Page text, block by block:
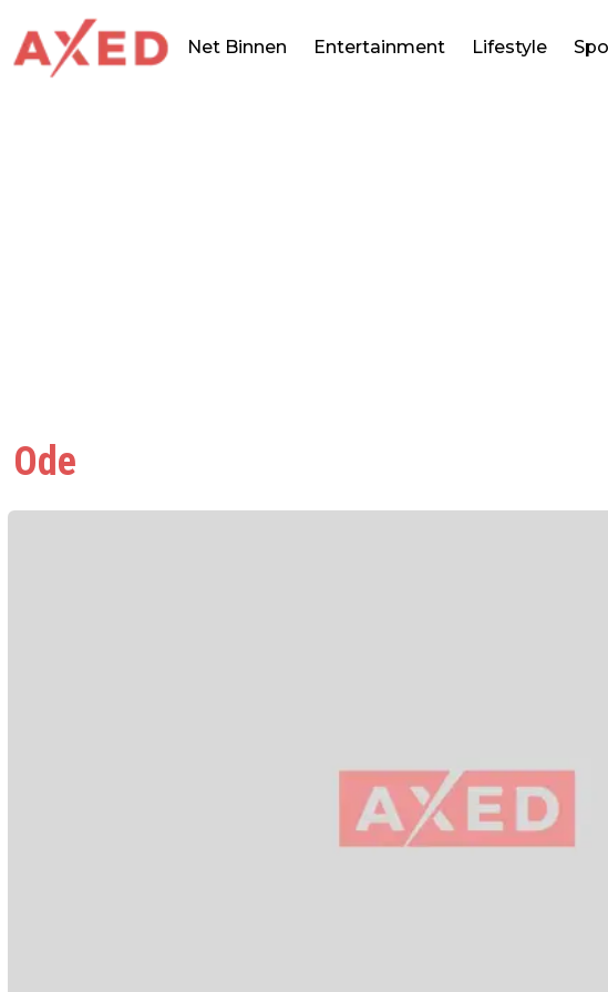
Net Binnen Entertainment Lifestyle
Ode